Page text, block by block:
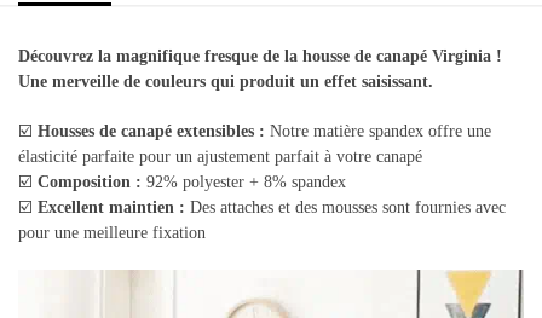
Découvrez la magnifique fresque de la housse de canapé Virginia !
Une merveille de couleurs qui produit un effet saisissant.
☑️ Housses de canapé extensibles : Notre matière spandex offre une
élasticité parfaite pour un ajustement parfait à votre canapé
☑️ Composition : 92% polyester + 8% spandex
☑️ Excellent maintien : Des attaches et des mousses sont fournies avec
pour une meilleure fixation